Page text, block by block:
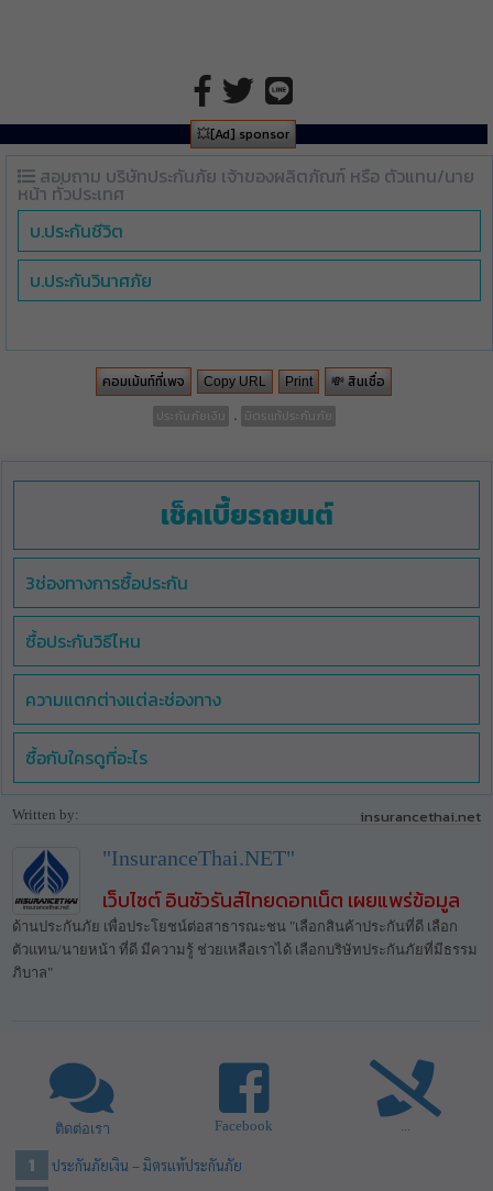
💥[Ad] sponsor
สอบถาม บริษัทประกันภัย เจ้าของผลิตภัณฑ์ หรือ ตัวแทน/นาย
หน้า ทั่วประเทศ
บ.ประกันชีวิต
บ.ประกันวินาศภัย
คอมเม้นท์ที่เพจ Copy URL Print 💸 สินเชื่อ
ประกันภัยเงิน . มิตรแท้ประกันภัย
เช็คเบี้ยรถยนต์
3ช่องทางการซื้อประกัน
ซื้อประกันวิธีไหน
ความแตกต่างแต่ละช่องทาง
ซื้อกับใครดูที่อะไร
Written by: insurancethai.net
"InsuranceThai.NET"
เว็บไซต์ อินชัวรันส์ไทยดอทเน็ต เผยแพร่ข้อมูล
ด้านประกันภัย เพื่อประโยชน์ต่อสาธารณะชน "เลือกสินค้าประกันที่ดี เลือก
ตัวแทน/นายหน้า ที่ดี มีความรู้ ช่วยเหลือเราได้ เลือกบริษัทประกันภัยที่มีธรรม
ภิบาล"
ติดต่อเรา Facebook ...
ประกันภัยเงิน – มิตรแท้ประกันภัย